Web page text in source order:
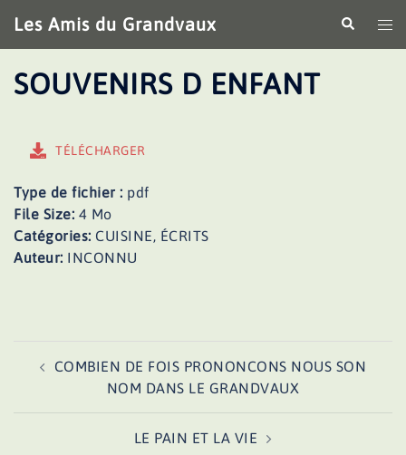
au
contenu
Les Amis du Grandvaux
le
SOUVENIRS D ENFANT
TÉLÉCHARGER
Type de fichier : pdf
File Size: 4 Mo
Catégories: CUISINE, ÉCRITS
Auteur: INCONNU
d’article
COMBIEN DE FOIS PRONONCONS NOUS SON
NOM DANS LE GRANDVAUX
LE PAIN ET LA VIE